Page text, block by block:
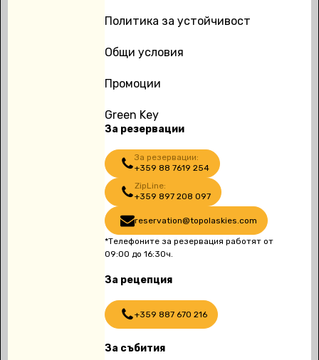
Политика за устойчивост
Общи условия
Промоции
Green Key
За резервации
За резервации:
+359 88 7619 254
ZipLine:
+359 897 208 097
reservation@topolaskies.com
*Телефоните за резервация работят от
09:00 до 16:30ч.
За рецепция
+359 887 670 216
За събития